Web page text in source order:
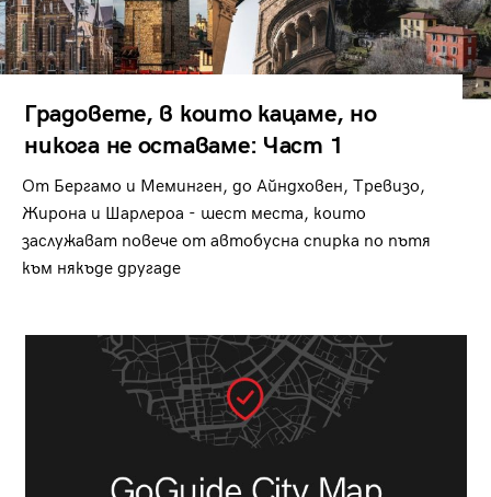
Градовете, в които кацаме, но
никога не оставаме: Част 1
От Бергамо и Меминген, до Айндховен, Тревизо,
Жирона и Шарлероа - шест места, които
заслужават повече от автобусна спирка по пътя
към някъде другаде